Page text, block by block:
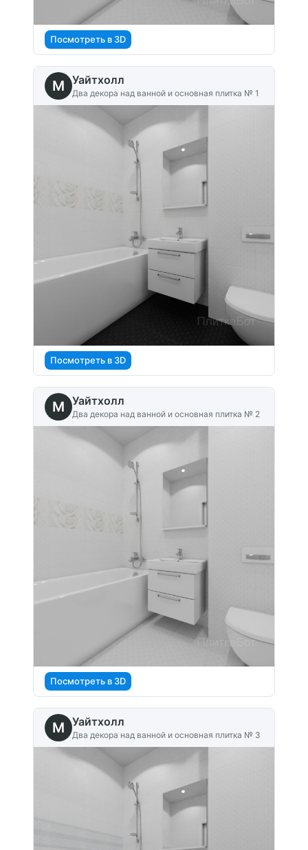
Посмотреть в 3D
M Уайтхолл
Два декора над ванной и основная плитка № 1
Посмотреть в 3D
M Уайтхолл
Два декора над ванной и основная плитка № 2
Посмотреть в 3D
M Уайтхолл
Два декора над ванной и основная плитка № 3